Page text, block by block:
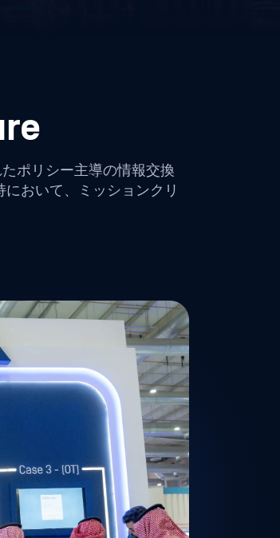
たポリシー主導の情報交換
において、ミッションクリ